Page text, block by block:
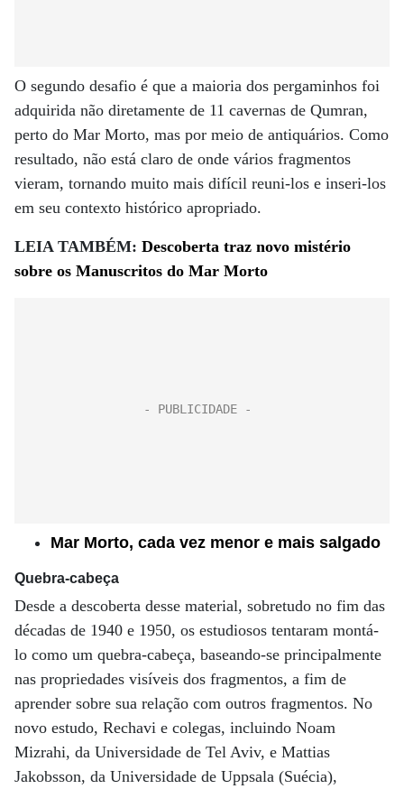
O segundo desafio é que a maioria dos pergaminhos foi
adquirida não diretamente de 11 cavernas de Qumran,
perto do Mar Morto, mas por meio de antiquários. Como
resultado, não está claro de onde vários fragmentos
vieram, tornando muito mais difícil reuni-los e inseri-los
em seu contexto histórico apropriado.
LEIA TAMBÉM: Descoberta traz novo mistério
sobre os Manuscritos do Mar Morto
Mar Morto, cada vez menor e mais salgado
Quebra-cabeça
Desde a descoberta desse material, sobretudo no fim das
décadas de 1940 e 1950, os estudiosos tentaram montá-
lo como um quebra-cabeça, baseando-se principalmente
nas propriedades visíveis dos fragmentos, a fim de
aprender sobre sua relação com outros fragmentos. No
novo estudo, Rechavi e colegas, incluindo Noam
Mizrahi, da Universidade de Tel Aviv, e Mattias
Jakobsson, da Universidade de Uppsala (Suécia),